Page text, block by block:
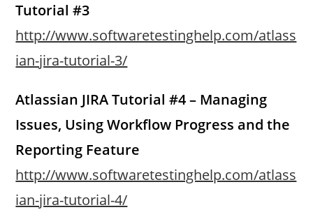
Tutorial #3
http://www.softwaretestinghelp.com/atlass
ian-jira-tutorial-3/
Atlassian JIRA Tutorial #4 – Managing
Issues, Using Workflow Progress and the
Reporting Feature
http://www.softwaretestinghelp.com/atlass
ian-jira-tutorial-4/